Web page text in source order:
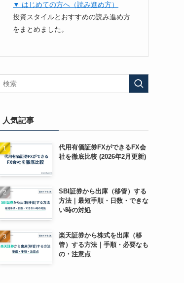
▼ はじめての方へ（読み進め方）
投資スタイルとおすすめの読み進め方
をまとめました。
人気記事
代用有価証券FXができるFX会
社を徹底比較 (2026年2月更新)
SBI証券から出庫（移管）する
方法｜最短手順・日数・できな
い時の対処
楽天証券から株式を出庫（移
管）する方法｜手順・必要なも
の・注意点